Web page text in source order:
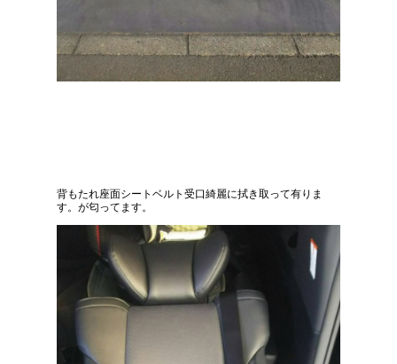
背もたれ座面シートベルト受口綺麗に拭き取って有りま
す。が匂ってます。